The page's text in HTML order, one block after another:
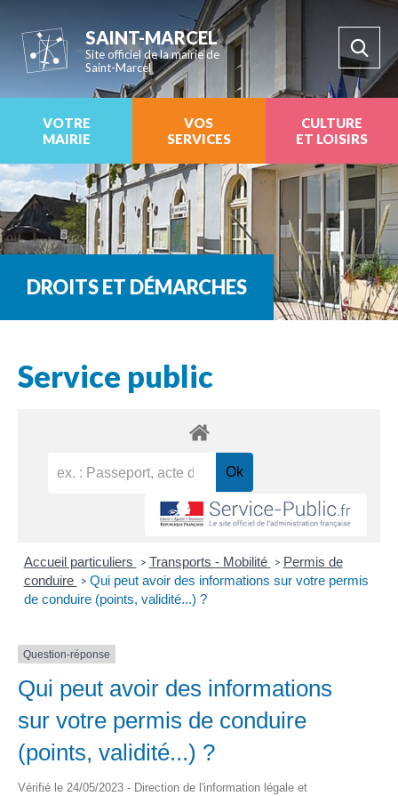
SAINT-MARCEL
Site officiel de la mairie de
Saint-Marcel
VOTRE
MAIRIE
VOS
SERVICES
CULTURE
ET LOISIRS
DROITS ET DÉMARCHES
Service public
Accueil particuliers > Transports - Mobilité > Permis de
conduire > Qui peut avoir des informations sur votre permis
de conduire (points, validité...) ?
Question-réponse
Qui peut avoir des informations
sur votre permis de conduire
(points, validité...) ?
Vérifié le 24/05/2023 - Direction de l'information légale et